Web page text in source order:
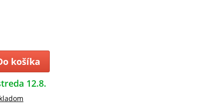
košíka
12.8.